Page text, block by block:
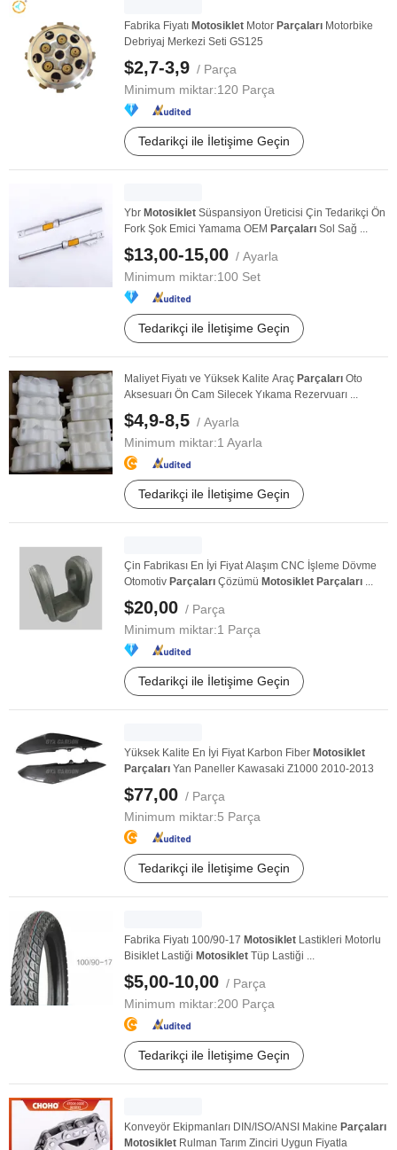
Fabrika Fiyatı Motosiklet Motor Parçaları Motorbike
Debriyaj Merkezi Seti GS125
$2,7-3,9 / Parça
Minimum miktar:120 Parça
Tedarikçi ile İletişime Geçin
Ybr Motosiklet Süspansiyon Üreticisi Çin Tedarikçi Ön
Fork Şok Emici Yamama OEM Parçaları Sol Sağ ...
$13,00-15,00 / Ayarla
Minimum miktar:100 Set
Tedarikçi ile İletişime Geçin
Maliyet Fiyatı ve Yüksek Kalite Araç Parçaları Oto
Aksesuarı Ön Cam Silecek Yıkama Rezervuarı ...
$4,9-8,5 / Ayarla
Minimum miktar:1 Ayarla
Tedarikçi ile İletişime Geçin
Çin Fabrikası En İyi Fiyat Alaşım CNC İşleme Dövme
Otomotiv Parçaları Çözümü Motosiklet Parçaları ...
$20,00 / Parça
Minimum miktar:1 Parça
Tedarikçi ile İletişime Geçin
Yüksek Kalite En İyi Fiyat Karbon Fiber Motosiklet
Parçaları Yan Paneller Kawasaki Z1000 2010-2013
$77,00 / Parça
Minimum miktar:5 Parça
Tedarikçi ile İletişime Geçin
Fabrika Fiyatı 100/90-17 Motosiklet Lastikleri Motorlu
Bisiklet Lastiği Motosiklet Tüp Lastiği ...
$5,00-10,00 / Parça
Minimum miktar:200 Parça
Tedarikçi ile İletişime Geçin
Konveyör Ekipmanları DIN/ISO/ANSI Makine Parçaları
Motosiklet Rulman Tarım Zinciri Uygun Fiyatla